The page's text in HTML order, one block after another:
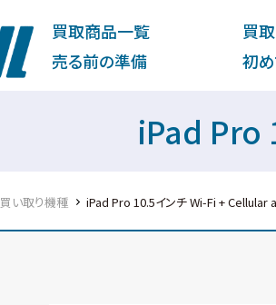
買取商品一覧 買
売る前の準備
初
iPad Pro
買い取り機種 iPad Pro 10.5インチ Wi-Fi + Cellular